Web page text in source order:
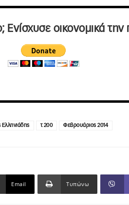
οικονομικά την
Ελληνιάδης τ 200 Φεβρουάριος 2014
Email Τυπώνω